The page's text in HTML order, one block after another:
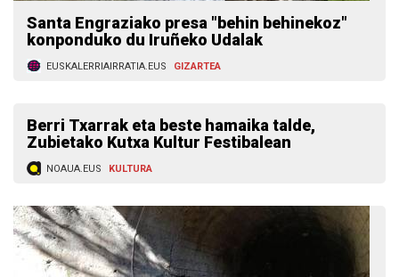
Santa Engraziako presa "behin behinekoz"
konponduko du Iruñeko Udalak
EUSKALERRIAIRRATIA.EUS GIZARTEA
Berri Txarrak eta beste hamaika talde,
Zubietako Kutxa Kultur Festibalean
NOAUA.EUS KULTURA